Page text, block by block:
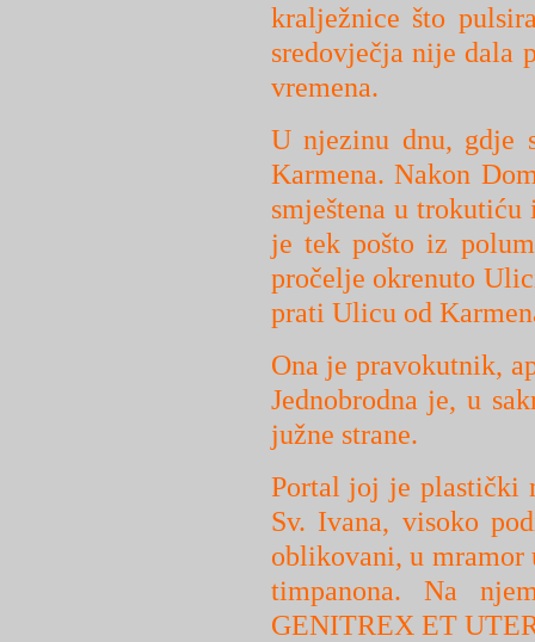
kralježnice što
sredovječja nije dala
vremena.
U njezinu dnu, gdje
Karmena. Nakon
smještena u
je tek pošto iz
pročelje okrenuto
prati Ulicu od
Ona je pravokutnik,
Jednobrodna je, u
južne strane.
Portal joj je plastički
Sv. Ivana, visoko
oblikovani, u mramor
timpanona. Na
GENITREX ET